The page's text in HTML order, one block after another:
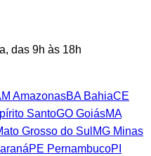
das 9h às 18h
AmazonasBABahiaCE
SantoGO GoiásMA
Grosso do Sul MG Minas
PE PernambucoPI